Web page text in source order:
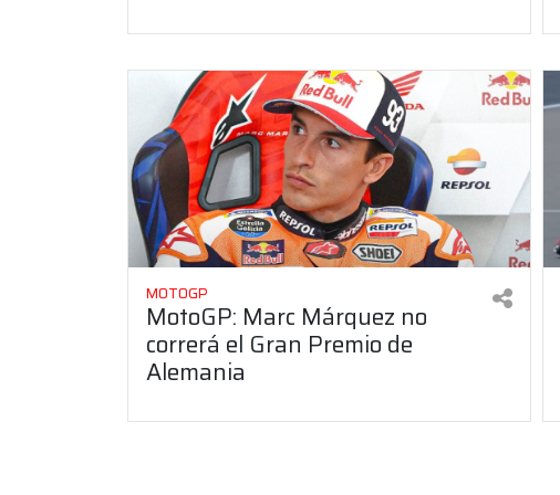
MOTOGP
MotoGP: Marc Márquez no
correrá el Gran Premio de
Alemania